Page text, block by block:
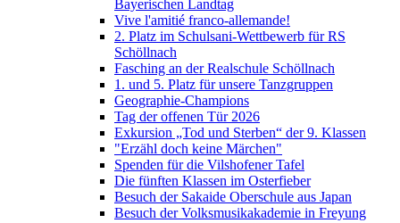
Bayerischen Landtag
Vive l'amitié franco-allemande!
2. Platz im Schulsani-Wettbewerb für RS
Schöllnach
Fasching an der Realschule Schöllnach
1. und 5. Platz für unsere Tanzgruppen
Geographie-Champions
Tag der offenen Tür 2026
Exkursion „Tod und Sterben“ der 9. Klassen
"Erzähl doch keine Märchen"
Spenden für die Vilshofener Tafel
Die fünften Klassen im Osterfieber
Besuch der Sakaide Oberschule aus Japan
Besuch der Volksmusikakademie in Freyung